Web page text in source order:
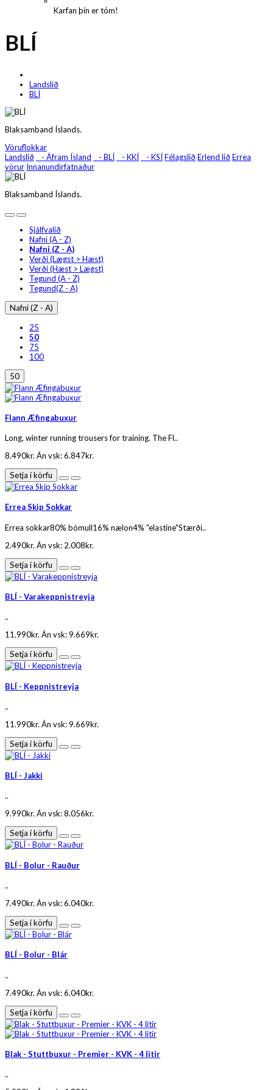
Karfan þín er tóm!
BLÍ
Landslið
BLÍ
Blaksamband Íslands.
Vöruflokkar
Landslið
- Áfram Ísland - BLÍ - KKÍ - KSÍFélagslið Erlend lið Errea
vörur Innanundirfatnaður
Blaksamband Íslands.
Sjálfvalið
Nafni (A - Z)
Nafni (Z - A)
Verði (Lægst > Hæst)
Verði (Hæst > Lægst)
Tegund (A - Z)
Tegund(Z - A)
Nafni (Z - A)
25
50
75
100
50
Flann Æfingabuxur
Long, winter running trousers for training. The Fl..
8.490kr. Án vsk: 6.847kr.
Setja í körfu
Errea Skip Sokkar
Errea sokkar80% bómull16% nælon4% "elastine"Stærði..
2.490kr. Án vsk: 2.008kr.
Setja í körfu
BLÍ - Varakeppnistreyja
..
11.990kr. Án vsk: 9.669kr.
Setja í körfu
BLÍ - Keppnistreyja
..
11.990kr. Án vsk: 9.669kr.
Setja í körfu
BLÍ - Jakki
..
9.990kr. Án vsk: 8.056kr.
Setja í körfu
BLÍ - Bolur - Rauður
..
7.490kr. Án vsk: 6.040kr.
Setja í körfu
BLÍ - Bolur - Blár
..
7.490kr. Án vsk: 6.040kr.
Setja í körfu
Blak - Stuttbuxur - Premier - KVK - 4 litir
..